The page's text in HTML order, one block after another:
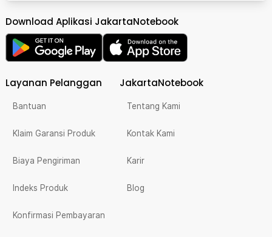
Download Aplikasi JakartaNotebook
Layanan Pelanggan
Bantuan
Klaim Garansi Produk
Biaya Pengiriman
Indeks Produk
Konfirmasi Pembayaran
JakartaNotebook
Tentang Kami
Kontak Kami
Karir
Blog